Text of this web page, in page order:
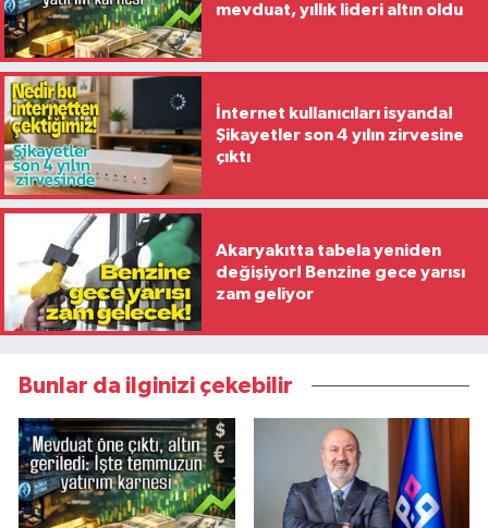
mevduat, yıllık lideri altın oldu
İnternet kullanıcıları isyanda!
Şikayetler son 4 yılın zirvesine
çıktı
Akaryakıtta tabela yeniden
değişiyor! Benzine gece yarısı
zam geliyor
Bunlar da ilginizi çekebilir